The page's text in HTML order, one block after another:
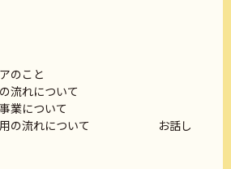
のこと
流れについて
業について
利用の流れについて お話し